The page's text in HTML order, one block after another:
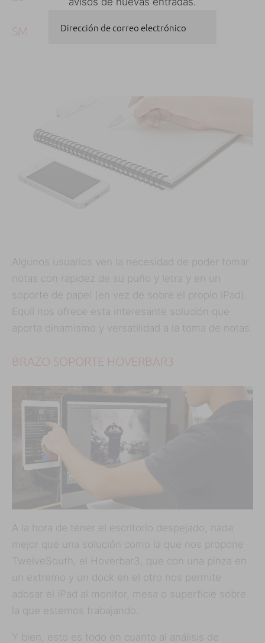
SMARTPEN DE EQUIL
Algunos usuarios ven la necesidad de poder tomar
notas con rapidez de su puño y letra y en un
soporte de papel (en vez de sobre el propio iPad).
Equil nos ofrece esta interesante solución que
aporta dinamismo y versatilidad a la toma de notas.
BRAZO SOPORTE HOVERBAR3
A la hora de tener el escritorio despejado, nada
mejor que una solución como la que nos propone
TwelveSouth, el Hoverbar3, que con una pinza en
un extremo y un dock en el otro nos permite
adosar el iPad al monitor, mesa o superficie sobre
la que estemos trabajando.
Y bien, esto es todo en cuanto al análisis de